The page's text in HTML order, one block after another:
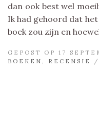
dan ook best wel
Ik had gehoord dat
boek zou zijn en
GEPOST OP 17
BOEKEN
RECENSIE /